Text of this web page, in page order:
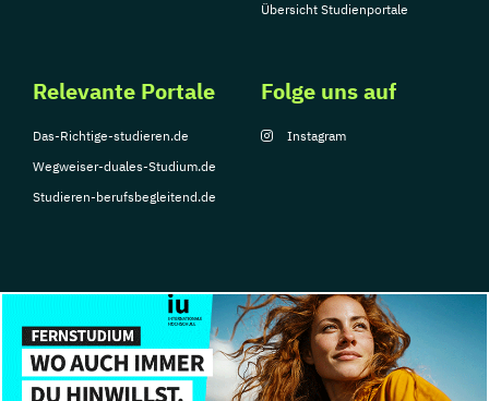
Übersicht Studienportale
Relevante Portale
Das-Richtige-studieren.de
Wegweiser-duales-Studium.de
Studieren-berufsbegleitend.de
Folge uns auf
Instagram
© Copyright 2026, TarGroup Media GmbH
Impressum
Datenschutzerklärung Nutzungsbedingungen